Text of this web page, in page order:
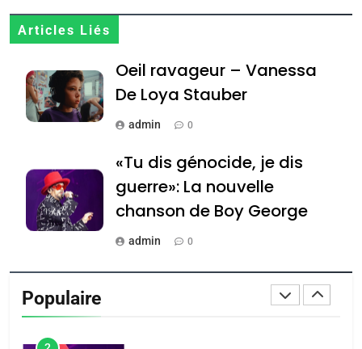
Articles Liés
Oeil ravageur – Vanessa
De Loya Stauber
admin 0
«Tu dis génocide, je dis
guerre»: La nouvelle
chanson de Boy George
admin 0
Tout sur la Nostalgie
Populaire
8
Tafraout, le miel de Tadla
Azilal consacrés produits
du terroir
DAFINA MAROC
Oeil ravageur – Vanessa
De Loya Stauber
guerre»: La nouvelle
chanson de Boy George